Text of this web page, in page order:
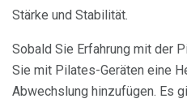
Stärke und Stabilität.
Sobald Sie Erfahrung mit der
Sie mit Pilates-Geräten eine
Abwechslung hinzufügen. Es